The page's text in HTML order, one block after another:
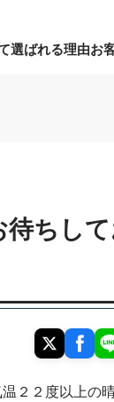
選ばれる理由お
ちし
２２度以上の